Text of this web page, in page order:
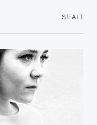
SE ALT